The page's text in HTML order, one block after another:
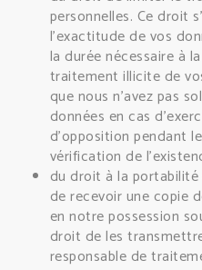
personnelles. Ce droit
l’exactitude de vos
la durée nécessaire à
traitement illicite de
que nous n’avez pas
données en cas
d’opposition pendant
vérification de
du droit à la portabilité
de recevoir une copie
en notre possession
droit de les
responsable de